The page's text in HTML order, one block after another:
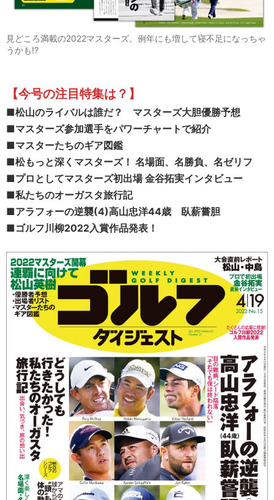
見どころ満載の2022マスターズ。例年にも増して寝不足になっちゃ
うかも!?
【今号の注目特集は？ 】
■松山のライバルは誰だ？ マスターズ大胆優勝予想
■マスターズ参加選手をパワーチャートで紹介
■マスターたちのギア図鑑
■松もっと深くマスターズ！ 名場面、名勝負、名ゼリフ
■プロとしてマスターズ初出場 金谷拓実インタビュー
■私たちのオーガスタ旅行記
■アラフォーの逆襲(4)高山忠洋44歳 臥薪嘗胆
■ゴルフ川柳2022入賞作品発表！